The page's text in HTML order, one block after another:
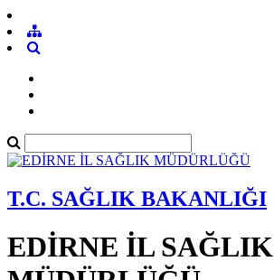
T.C. SAĞLIK BAKANLIĞI
EDİRNE İL SAĞLIK